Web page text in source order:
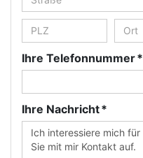
Ihre Telefonnummer *
Ihre Nachricht *